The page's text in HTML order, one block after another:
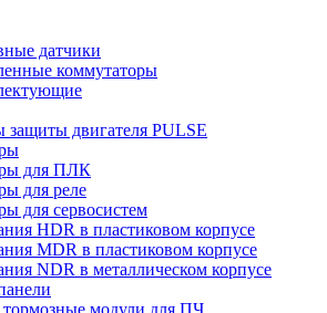
датчики
коммутаторы
защиты двигателя PULSE
для ПЛК
для реле
для сервосистем
HDR в пластиковом корпусе
MDR в пластиковом корпусе
NDR в металлическом корпусе
модули для ПЧ